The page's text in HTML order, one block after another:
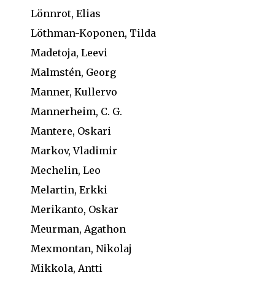
Lönnrot, Elias
Löthman-Koponen, Tilda
Madetoja, Leevi
Malmstén, Georg
Manner, Kullervo
Mannerheim, C. G.
Mantere, Oskari
Markov, Vladimir
Mechelin, Leo
Melartin, Erkki
Merikanto, Oskar
Meurman, Agathon
Mexmontan, Nikolaj
Mikkola, Antti